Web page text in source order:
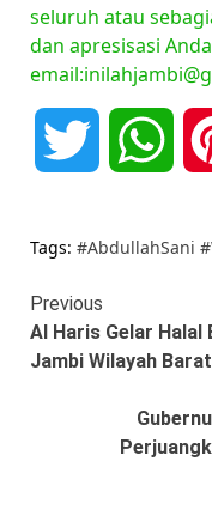
seluruh atau
dan apresisasi
Twitter
Tags: #AbdullahSani
Continue
Reading
Previous
Al Haris Gelar Halal
Jambi Wilayah